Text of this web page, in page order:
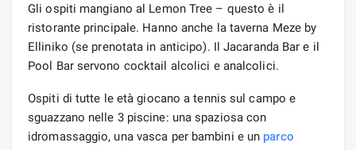
Gli ospiti mangiano al Lemon Tree – questo è il
ristorante principale. Hanno anche la taverna Meze by
Elliniko (se prenotata in anticipo). Il Jacaranda Bar e il
Pool Bar servono cocktail alcolici e analcolici.
Ospiti di tutte le età giocano a tennis sul campo e
sguazzano nelle 3 piscine: una spaziosa con
idromassaggio, una vasca per bambini e un parco